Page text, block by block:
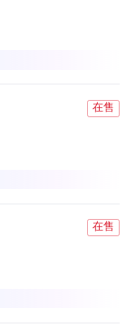
在售
在售